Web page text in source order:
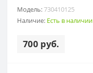
Модель:730410125
Наличие: Есть в наличии
700 руб.